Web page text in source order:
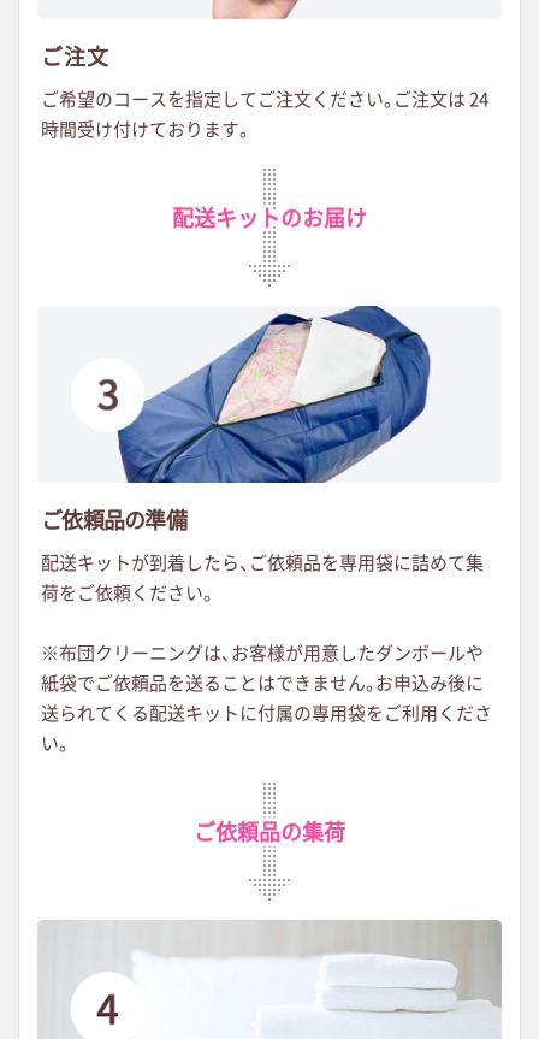
ご注文
ご希望のコースを指定してご注文ください。 ご注文は 24
時間受け付けております。
配送キットのお届け
ご依頼品の準備
配送キットが到着したら 、 ご依頼品を専用袋に詰めて集
荷をご依頼ください。
※布団クリーニングは、 お客様が用意したダンボールや
紙袋でご依頼品を送ることはできません。 お申込み後に
送られてくる配送キットに付属の専用袋をご利用くださ
い。
ご依頼品の集荷